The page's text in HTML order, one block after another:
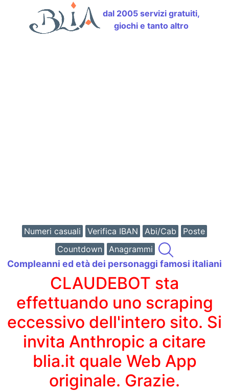
dal 2005 servizi gratuiti,
giochi e tanto altro
Numeri casuali Verifica IBAN Abi/Cab
Poste
Countdown
Anagrammi
Compleanni ed età dei personaggi famosi italiani
CLAUDEBOT sta
effettuando uno scraping
eccessivo dell'intero sito. Si
invita Anthropic a citare
blia.it quale Web App
originale. Grazie.